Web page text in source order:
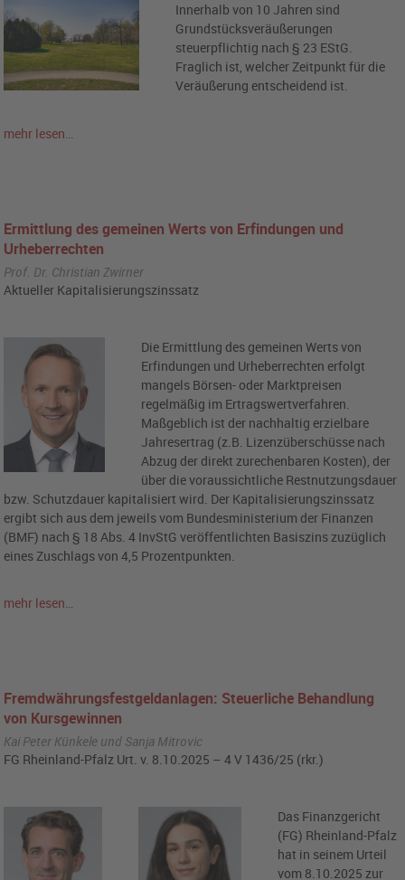
Innerhalb von 10 Jahren sind
Grundstücksveräußerungen
steuerpflichtig nach § 23 EStG.
Fraglich ist, welcher Zeitpunkt für die
Veräußerung entscheidend ist.
mehr lesen…
Ermittlung des gemeinen Werts von Erfindungen und
Urheberrechten
Prof. Dr. Christian Zwirner
Aktueller Kapitalisierungszinssatz
Die Ermittlung des gemeinen Werts von
Erfindungen und Urheberrechten erfolgt
mangels Börsen- oder Marktpreisen
regelmäßig im Ertragswertverfahren.
Maßgeblich ist der nachhaltig erzielbare
Jahresertrag (z.B. Lizenzüberschüsse nach
Abzug der direkt zurechenbaren Kosten), der
über die voraussichtliche Restnutzungsdauer
bzw. Schutzdauer kapitalisiert wird. Der Kapitalisierungszinssatz
ergibt sich aus dem jeweils vom Bundesministerium der Finanzen
(BMF) nach § 18 Abs. 4 InvStG veröffentlichten Basiszins zuzüglich
eines Zuschlags von 4,5 Prozentpunkten.
mehr lesen…
Fremdwährungsfestgeldanlagen: Steuerliche Behandlung
von Kursgewinnen
Kai Peter Künkele und Sanja Mitrovic
FG Rheinland-Pfalz Urt. v. 8.10.2025 – 4 V 1436/25 (rkr.)
Das Finanzgericht
(FG) Rheinland-Pfalz
hat in seinem Urteil
vom 8.10.2025 zur